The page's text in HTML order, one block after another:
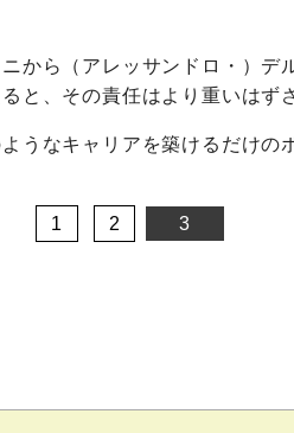
から（アレッサンドロ・）デ
と、その責任はより重いはず
うなキャリアを築けるだけの
1 2 3